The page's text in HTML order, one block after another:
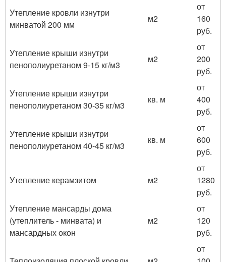
Утепление кровли изнутри
минватой 200 мм
м2
от
160
руб.
Утепление крыши изнутри
пенополиуретаном 9-15 кг/м3
м2
от
200
руб.
Утепление крыши изнутри
пенополиуретаном 30-35 кг/м3
кв. м
от
400
руб.
Утепление крыши изнутри
пенополиуретаном 40-45 кг/м3
кв. м
от
600
руб.
Утепление керамзитом м2
от
1280
руб.
Утепление мансарды дома
(утеплитель - минвата) и
мансардных окон
м2
от
120
руб.
от